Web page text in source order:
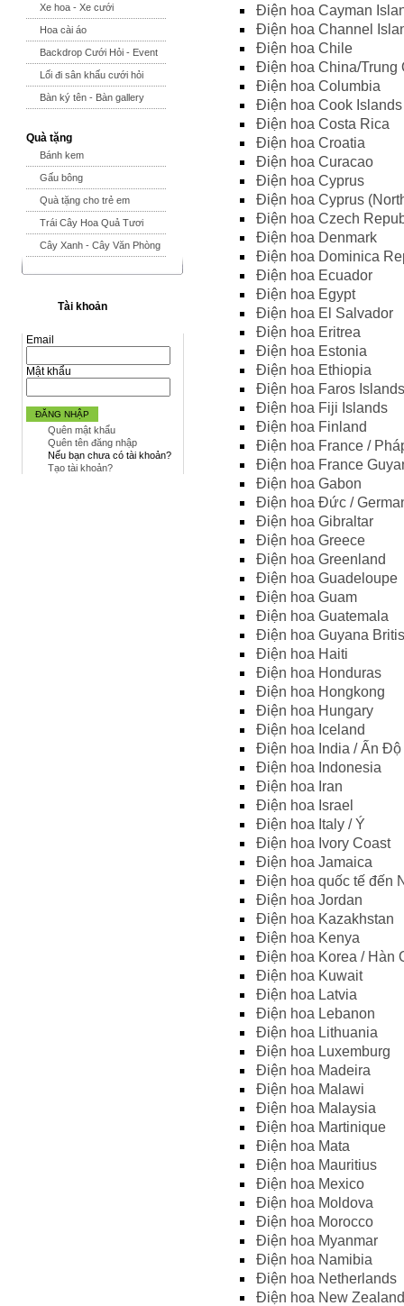
Xe hoa - Xe cưới
Hoa cài áo
Backdrop Cưới Hỏi - Event
Lối đi sân khấu cưới hỏi
Bàn ký tên - Bàn gallery
Quà tặng
Bánh kem
Gấu bông
Quà tặng cho trẻ em
Trái Cây Hoa Quả Tươi
Cây Xanh - Cây Văn Phòng
Tài khoản
Email
Mật khẩu
ĐĂNG NHẬP
Quên mật khẩu
Quên tên đăng nhập
Nếu bạn chưa có tài khoản?
Tạo tài khoản?
Điện hoa Cayman
Điện hoa Channel
Điện hoa Chile
Điện hoa China/Trung
Điện hoa Columbia
Điện hoa Cook Islands
Điện hoa Costa Rica
Điện hoa Croatia
Điện hoa Curacao
Điện hoa Cyprus
Điện hoa Cyprus
Điện hoa Czech
Điện hoa Denmark
Điện hoa Dominica
Điện hoa Ecuador
Điện hoa Egypt
Điện hoa El Salvador
Điện hoa Eritrea
Điện hoa Estonia
Điện hoa Ethiopia
Điện hoa Faros Islands
Điện hoa Fiji Islands
Điện hoa Finland
Điện hoa France /
Điện hoa France
Điện hoa Gabon
Điện hoa Đức /
Điện hoa Gibraltar
Điện hoa Greece
Điện hoa Greenland
Điện hoa Guadeloupe
Điện hoa Guam
Điện hoa Guatemala
Điện hoa Guyana
Điện hoa Haiti
Điện hoa Honduras
Điện hoa Hongkong
Điện hoa Hungary
Điện hoa Iceland
Điện hoa India / Ấn Độ
Điện hoa Indonesia
Điện hoa Iran
Điện hoa Israel
Điện hoa Italy / Ý
Điện hoa Ivory Coast
Điện hoa Jamaica
Điện hoa quốc tế đến
Điện hoa Jordan
Điện hoa Kazakhstan
Điện hoa Kenya
Điện hoa Korea / Hàn
Điện hoa Kuwait
Điện hoa Latvia
Điện hoa Lebanon
Điện hoa Lithuania
Điện hoa Luxemburg
Điện hoa Madeira
Điện hoa Malawi
Điện hoa Malaysia
Điện hoa Martinique
Điện hoa Mata
Điện hoa Mauritius
Điện hoa Mexico
Điện hoa Moldova
Điện hoa Morocco
Điện hoa Myanmar
Điện hoa Namibia
Điện hoa Netherlands
Điện hoa New Zealand